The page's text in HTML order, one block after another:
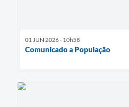
01 JUN 2026 - 10h58
Comunicado a População